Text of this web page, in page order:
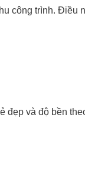
công trình. Điều
đẹp và độ bền